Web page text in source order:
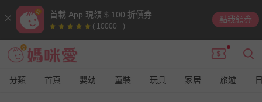
首載 App 現領 $ 100 折價券
( 10000+ )
點我領券
分類 首頁 嬰幼 童裝 玩具 家居 旅遊